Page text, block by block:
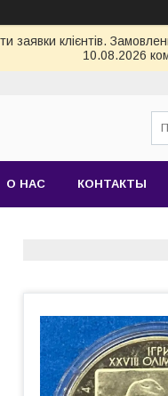
заявки клієнтів.
10.08.2026
О НАС КОНТАКТЫ